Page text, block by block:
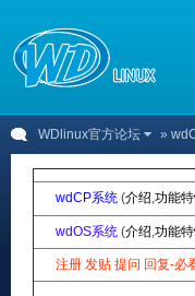
WDlinux官方论坛 »
wdCP系统 (介绍,功能
wdOS系统 (介绍,功能
注册 发贴 提问 回复-必